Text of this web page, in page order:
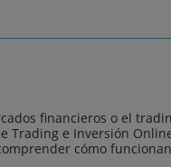
financieros o el
Trading e Inversión
cómo